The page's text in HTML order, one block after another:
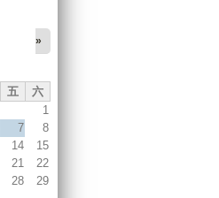
»
五
六
1
7
8
14
15
21
22
28
29